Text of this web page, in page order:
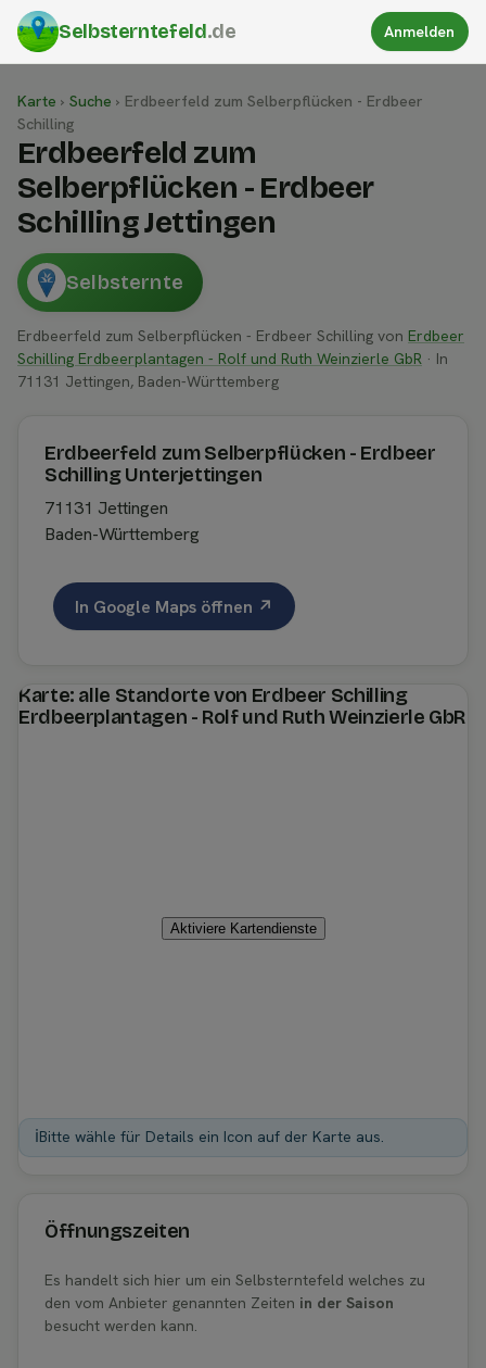
Selbsterntefeld.de Anmelden
Karte › Suche › Erdbeerfeld zum Selberpflücken - Erdbeer
Schilling
Erdbeerfeld zum
Selberpflücken - Erdbeer
Schilling Jettingen
Selbsternte
Erdbeerfeld zum Selberpflücken - Erdbeer Schilling von Erdbeer
Schilling Erdbeerplantagen - Rolf und Ruth Weinzierle GbR · In
71131 Jettingen, Baden-Württemberg
Erdbeerfeld zum Selberpflücken - Erdbeer
Schilling Unterjettingen
71131 Jettingen
Baden-Württemberg
In Google Maps öffnen ↗
Karte: alle Standorte von Erdbeer Schilling
Erdbeerplantagen - Rolf und Ruth Weinzierle GbR
Aktiviere Kartendienste
ℹ️Bitte wähle für Details ein Icon auf der Karte aus.
Öffnungszeiten
Es handelt sich hier um ein Selbsterntefeld welches zu
den vom Anbieter genannten Zeiten in der Saison
besucht werden kann.